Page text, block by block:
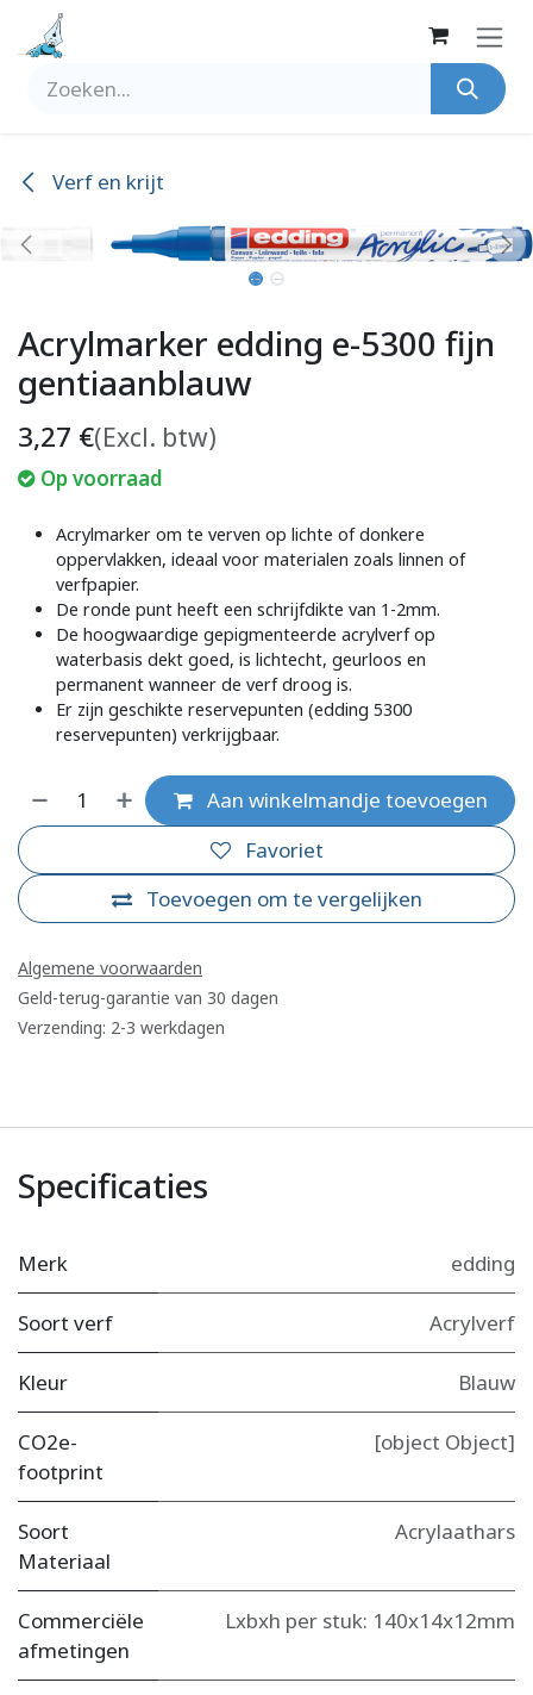
Overslaan naar inhoud
Verf en krijt
Acrylmarker edding e-5300 fijn
gentiaanblauw
3,27 €(Excl. btw)
Op voorraad
Acrylmarker om te verven op lichte of donkere
oppervlakken, ideaal voor materialen zoals linnen of
verfpapier.
De ronde punt heeft een schrijfdikte van 1-2mm.
De hoogwaardige gepigmenteerde acrylverf op
waterbasis dekt goed, is lichtecht, geurloos en
permanent wanneer de verf droog is.
Er zijn geschikte reservepunten (edding 5300
reservepunten) verkrijgbaar.
Aan winkelmandje toevoegen
Toevoegen om te vergelijken
Favoriet
Algemene voorwaarden
Geld-terug-garantie van 30 dagen
Verzending: 2-3 werkdagen
Specificaties
Merk edding
Soort verf Acrylverf
Kleur Blauw
CO2e-
footprint
[object Object]
Soort
Materiaal
Acrylaathars
Commerciële
afmetingen
Lxbxh per stuk: 140x14x12mm